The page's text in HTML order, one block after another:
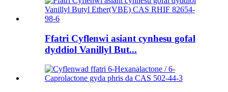
Ffatri Cyflenwi asiant cynhesu gofal
dyddiol Vanillyl But...